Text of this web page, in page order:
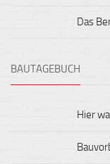
Das
BAUTAGEBUCH
Hier